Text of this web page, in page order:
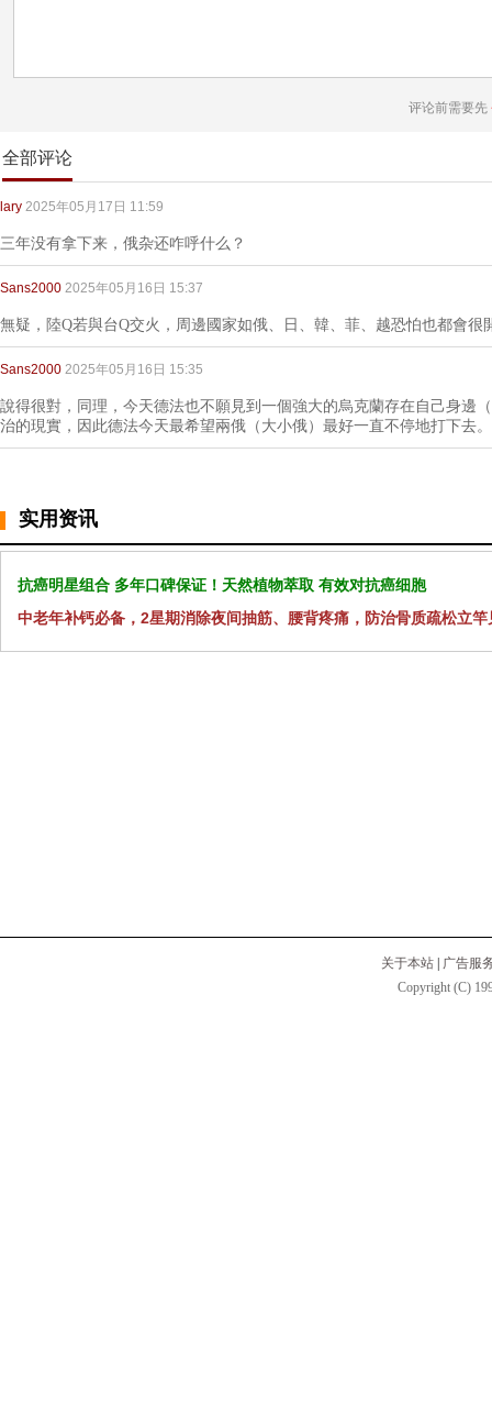
评论前需要先
全部评论
lary 2025年05月17日 11:59
三年没有拿下来，俄杂还咋呼什么？
Sans2000 2025年05月16日 15:37
無疑，陸Q若與台Q交火，周邊國家如俄、日、韓、菲、越恐怕也都會很
Sans2000 2025年05月16日 15:35
說得很對，同理，今天德法也不願見到一個強大的烏克蘭存在自己身邊
治的現實，因此德法今天最希望兩俄（大小俄）最好一直不停地打下去。
实用资讯
抗癌明星组合 多年口碑保证！天然植物萃取 有效对抗癌细胞
中老年补钙必备，2星期消除夜间抽筋、腰背疼痛，防治骨质疏松立竿
关于本站
广告服
Copyright (C)